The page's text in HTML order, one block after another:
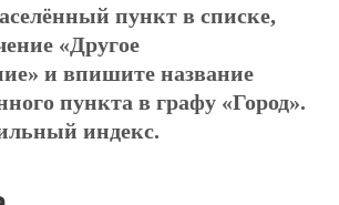
пункт в списке,
«Другое
и впишите название
пункта в графу «Город».
индекс.